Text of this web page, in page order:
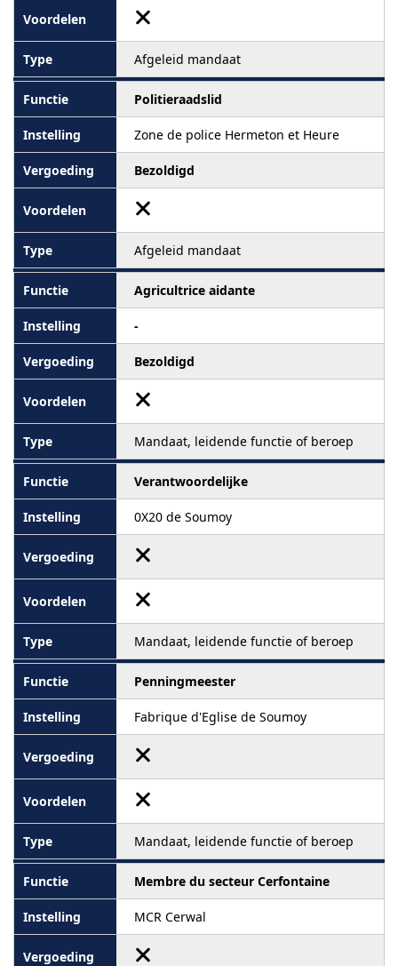
Afgeleid mandaat
Politieraadslid
Zone de police Hermeton et Heure
Bezoldigd
Afgeleid mandaat
Agricultrice aidante
-
Bezoldigd
Mandaat, leidende functie of beroep
Verantwoordelijke
0X20 de Soumoy
Mandaat, leidende functie of beroep
Penningmeester
Fabrique d'Eglise de Soumoy
Mandaat, leidende functie of beroep
Membre du secteur Cerfontaine
MCR Cerwal